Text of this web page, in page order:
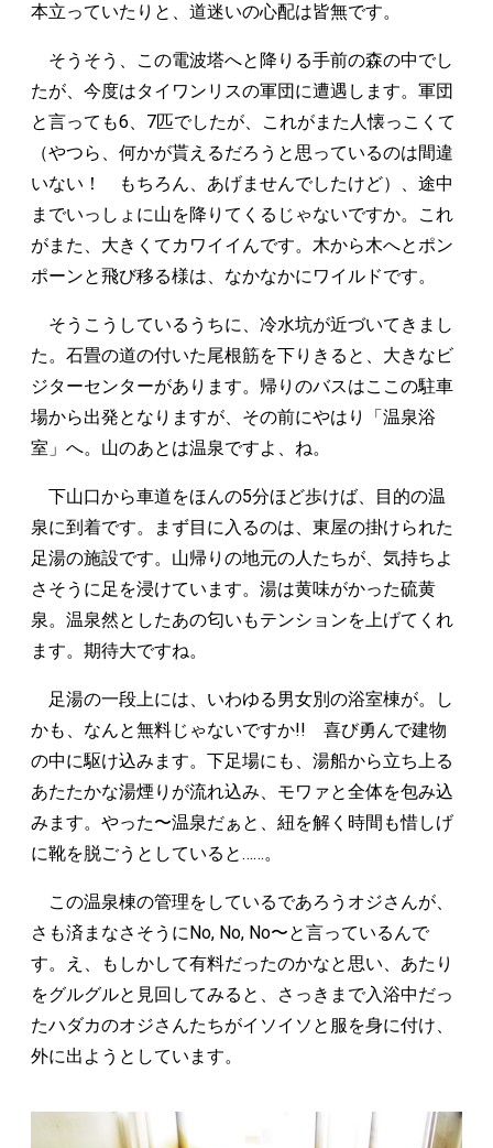
本立っていたりと、道迷いの心配は皆無です。
そうそう、この電波塔へと降りる手前の森の中でし
たが、今度はタイワンリスの軍団に遭遇します。軍団
と言っても6、7匹でしたが、これがまた人懐っこくて
（やつら、何かが貰えるだろうと思っているのは間違
いない！ もちろん、あげませんでしたけど）、途中
までいっしょに山を降りてくるじゃないですか。これ
がまた、大きくてカワイイんです。木から木へとポン
ポーンと飛び移る様は、なかなかにワイルドです。
そうこうしているうちに、冷水坑が近づいてきまし
た。石畳の道の付いた尾根筋を下りきると、大きなビ
ジターセンターがあります。帰りのバスはここの駐車
場から出発となりますが、その前にやはり「温泉浴
室」へ。山のあとは温泉ですよ、ね。
下山口から車道をほんの5分ほど歩けば、目的の温
泉に到着です。まず目に入るのは、東屋の掛けられた
足湯の施設です。山帰りの地元の人たちが、気持ちよ
さそうに足を浸けています。湯は黄味がかった硫黄
泉。温泉然としたあの匂いもテンションを上げてくれ
ます。期待大ですね。
足湯の一段上には、いわゆる男女別の浴室棟が。し
かも、なんと無料じゃないですか!! 喜び勇んで建物
の中に駆け込みます。下足場にも、湯船から立ち上る
あたたかな湯煙りが流れ込み、モワァと全体を包み込
みます。やった〜温泉だぁと、紐を解く時間も惜しげ
に靴を脱ごうとしていると……。
この温泉棟の管理をしているであろうオジさんが、
さも済まなさそうにNo, No, No〜と言っているんで
す。え、もしかして有料だったのかなと思い、あたり
をグルグルと見回してみると、さっきまで入浴中だっ
たハダカのオジさんたちがイソイソと服を身に付け、
外に出ようとしています。